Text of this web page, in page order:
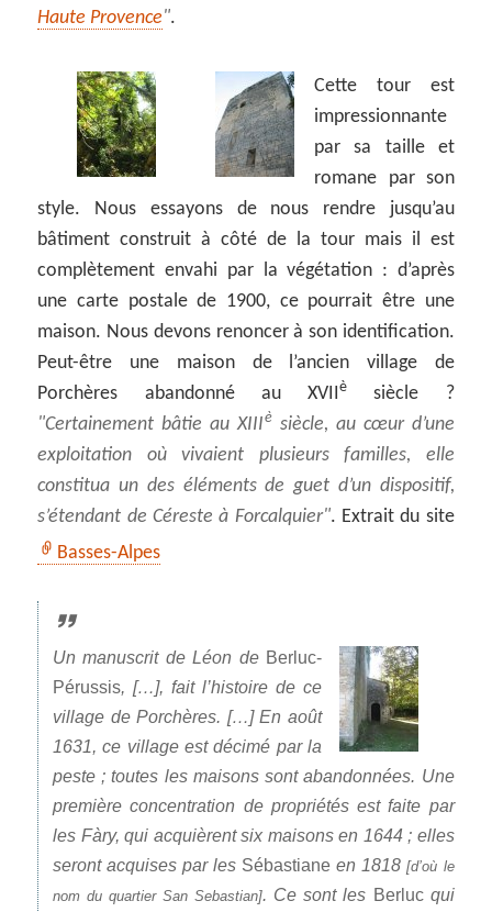
Haute Provence .
Cette tour est
impressionnante
par sa taille et
romane par son
style. Nous essayons de nous rendre jusqu’au
bâtiment construit à côté de la tour mais il est
complètement envahi par la végétation : d’après
une carte postale de 1900, ce pourrait être une
maison. Nous devons renoncer à son identification.
Peut-être une maison de l’ancien village de
Porchères abandonné au XVIIè
siècle ?
Certainement bâtie au XIIIè siècle, au cœur d’une
exploitation où vivaient plusieurs familles, elle
constitua un des éléments de guet d’un dispositif,
s’étendant de Céreste à Forcalquier . Extrait du site
Basses-Alpes
Un manuscrit de Léon de Berluc-
Pérussis, […], fait l’histoire de ce
village de Porchères. […] En août
1631, ce village est décimé par la
peste ; toutes les maisons sont abandonnées. Une
première concentration de propriétés est faite par
les Fàry, qui acquièrent six maisons en 1644 ; elles
seront acquises par les Sébastiane en 1818[d’où le
nom du quartier San Sebastian]. Ce sont les Berlucqui